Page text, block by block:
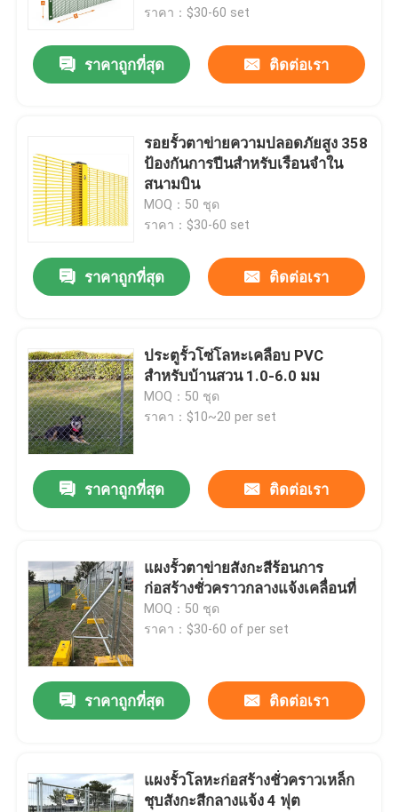
ราคา：$30-60 set
ราคาถูกที่สุด ติดต่อเรา
รอยรั้วตาข่ายความปลอดภัยสูง 358
ป้องกันการปีนสำหรับเรือนจำใน
สนามบิน
MOQ：50 ชุด
ราคา：$30-60 set
ราคาถูกที่สุด ติดต่อเรา
ประตูรั้วโซ่โลหะเคลือบ PVC
สำหรับบ้านสวน 1.0-6.0 มม
MOQ：50 ชุด
ราคา：$10~20 per set
ราคาถูกที่สุด ติดต่อเรา
แผงรั้วตาข่ายสังกะสีร้อนการ
ก่อสร้างชั่วคราวกลางแจ้งเคลื่อนที่
MOQ：50 ชุด
ราคา：$30-60 of per set
ราคาถูกที่สุด ติดต่อเรา
แผงรั้วโลหะก่อสร้างชั่วคราวเหล็ก
ชุบสังกะสีกลางแจ้ง 4 ฟุต